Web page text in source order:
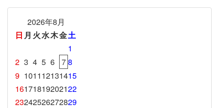
2026年8月
日 月 火水木金土
1
2 3 4 5 6 78
9 101112131415
16171819202122
23242526272829